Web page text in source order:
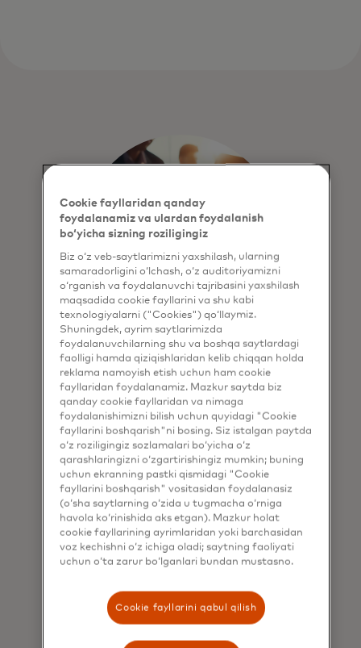
Qiyosiy tahlil va tashxislar
Sanoat va hamkasb standartlariga
nisbatan taraqqiyotingizni baholash
uchun maxsus ishlab chiqilgan
takliflarimiz orqali strategiyangizni
yangi bosqichga olib chiqing. Tahlillar
va koʻrsatmalarni oling,
raqobatchilarni ortda qoldiring va
tengsiz muvaffaqiyatga erishing.
Cookie fayllaridan qanday
foydalanamiz va ulardan foydalanish
bo‘yicha sizning roziligingiz
Biz o‘z veb-saytlarimizni yaxshilash, ularning
samaradorligini o‘lchash, o‘z auditoriyamizni
o‘rganish va foydalanuvchi tajribasini yaxshilash
maqsadida cookie fayllarini va shu kabi
texnologiyalarni ("Cookies") qo‘llaymiz.
Shuningdek, ayrim saytlarimizda
foydalanuvchilarning shu va boshqa saytlardagi
faolligi hamda qiziqishlaridan kelib chiqqan holda
reklama namoyish etish uchun ham cookie
fayllaridan foydalanamiz. Mazkur saytda biz
qanday cookie fayllaridan va nimaga
foydalanishimizni bilish uchun quyidagi "Cookie
fayllarini boshqarish"ni bosing. Siz istalgan paytda
o‘z roziligingiz sozlamalari bo‘yicha o‘z
qarashlaringizni o‘zgartirishingiz mumkin; buning
uchun ekranning pastki qismidagi "Cookie
fayllarini boshqarish" vositasidan foydalanasiz
(o‘sha saytlarning o‘zida u tugmacha o‘rniga
havola ko‘rinishida aks etgan). Mazkur holat
cookie fayllarining ayrimlaridan yoki barchasidan
voz kechishni o‘z ichiga oladi; saytning faoliyati
uchun o‘ta zarur bo‘lganlari bundan mustasno.
Cookie fayllarini qabul qilish